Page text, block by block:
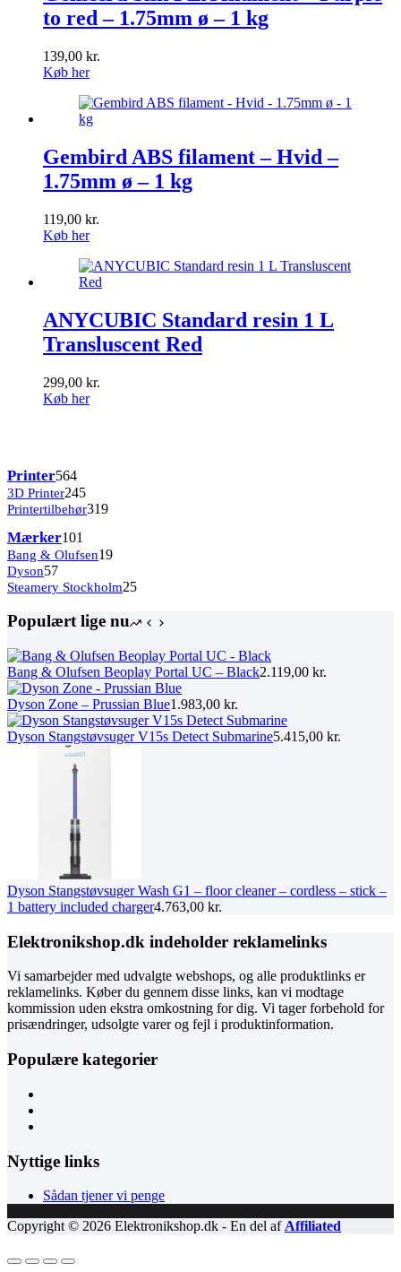
to red – 1.75mm ø – 1 kg
139,00 kr.
Køb her
Gembird ABS filament – Hvid –
1.75mm ø – 1 kg
119,00 kr.
Køb her
ANYCUBIC Standard resin 1 L
Transluscent Red
299,00 kr.
Køb her
Printer564564
varer
3D Printer245245
varer
Printertilbehør319319
Mærker101
varer
Bang & Olufsen1919
Dyson5757
varer
Steamery Stockholm2525
Populært lige nu
Bang & Olufsen Beoplay Portal UC – Black2.119,00 kr.
Dyson Zone – Prussian Blue1.983,00 kr.
Dyson Stangstøvsuger V15s Detect Submarine5.415,00 kr.
Dyson Stangstøvsuger Wash G1 – floor cleaner – cordless – stick –
1 battery included charger4.763,00 kr.
Elektronikshop.dk indeholder reklamelinks
Vi samarbejder med udvalgte webshops, og alle produktlinks er
reklamelinks. Køber du gennem disse links, kan vi modtage
kommission uden ekstra omkostning for dig. Vi tager forbehold for
prisændringer, udsolgte varer og fejl i produktinformation.
Populære kategorier
Nyttige links
Sådan tjener vi penge
Copyright © 2026 Elektronikshop.dk - En del af Affiliated